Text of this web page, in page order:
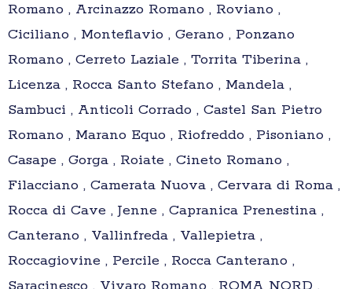
Romano , Arcinazzo Romano , Roviano ,
Ciciliano , Monteflavio , Gerano , Ponzano
Romano , Cerreto Laziale , Torrita Tiberina ,
Licenza , Rocca Santo Stefano , Mandela ,
Sambuci , Anticoli Corrado , Castel San Pietro
Romano , Marano Equo , Riofreddo , Pisoniano ,
Casape , Gorga , Roiate , Cineto Romano ,
Filacciano , Camerata Nuova , Cervara di Roma ,
Rocca di Cave , Jenne , Capranica Prenestina ,
Canterano , Vallinfreda , Vallepietra ,
Roccagiovine , Percile , Rocca Canterano ,